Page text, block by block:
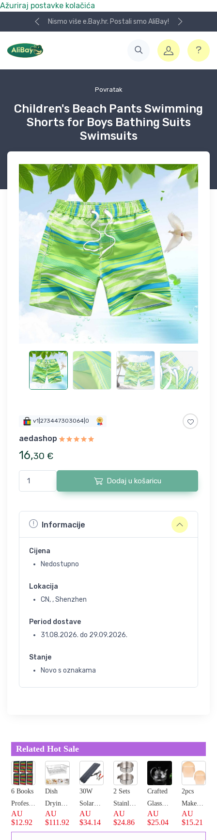
Ažuriraj postavke kolačića
Nismo više e.Bay.hr. Postali smo AliBay!
Povratak
Children's Beach Pants Swimming
Shorts for Boys Bathing Suits
Swimsuits
v1|273447303064|0
aedashop
16,30 €
Dodaj u košaricu
Informacije
Cijena
Nedostupno
Lokacija
CN, , Shenzhen
Period dostave
31.08.2026. do 29.09.2026.
Stanje
Novo s oznakama